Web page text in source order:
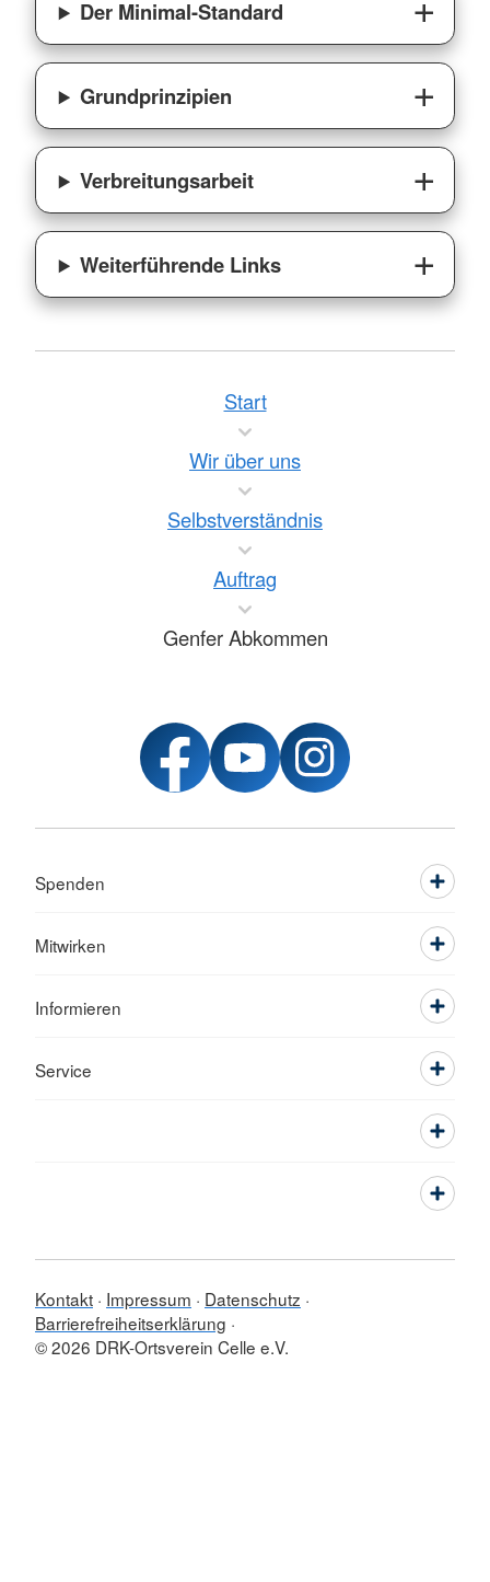
Der Minimal-Standard
Grundprinzipien
Verbreitungsarbeit
Weiterführende Links
Start
Wir über uns
Selbstverständnis
Auftrag
Genfer Abkommen
Spenden
Mitwirken
Informieren
Service
Kontakt Impressum
Datenschutz
Barrierefreiheitserklärung
© 2026 DRK-Ortsverein Celle e.V.